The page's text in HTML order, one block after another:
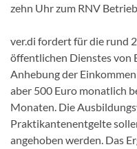
zehn Uhr zum RNV
ver.di fordert für die rund
öffentlichen Dienstes von
Anhebung der
aber 500 Euro monatlich
Monaten. Die
Praktikantenentgelte
angehoben werden. Das